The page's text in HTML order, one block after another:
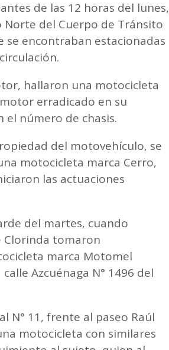
de las 12 horas del lunes,
Norte del Cuerpo de Tránsito
encontraban estacionadas
hallaron una motocicleta
erradicado en su
número de chasis.
del motovehículo, se
motocicleta marca Cerro,
las actuaciones
del martes, cuando
Clorinda tomaron
marca Motomel
Azcuénaga N° 1496 del
N° 11, frente al paseo Raúl
motocicleta con similares